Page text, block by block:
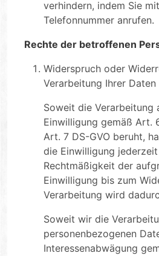
verhindern, indem Sie
Telefonnummer anrufen.
Rechte der betroffenen
Widerspruch oder
Verarbeitung Ihrer Daten
Soweit die Verarbeitung
Einwilligung gemäß Art.
Art. 7 DS-GVO beruht,
die Einwilligung
Rechtmäßigkeit der
Einwilligung bis zum
Verarbeitung wird
Soweit wir die
personenbezogenen
Interessenabwägung